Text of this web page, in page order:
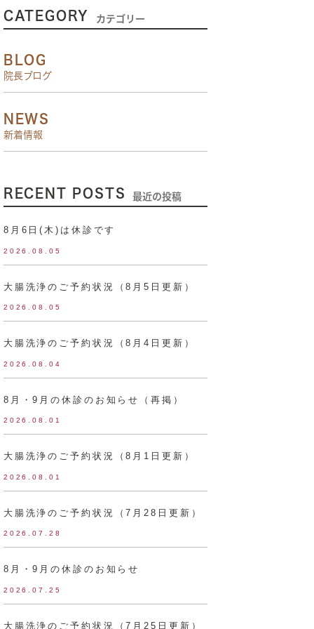
CATEGORY カテゴリー
BLOG
院長ブログ
NEWS
新着情報
RECENT POSTS 最近の投稿
8月6日(木)は休診です
2026.08.05
大腸洗浄のご予約状況（8月5日更新）
2026.08.05
大腸洗浄のご予約状況（8月4日更新）
2026.08.04
8月・9月の休診のお知らせ（再掲）
2026.08.01
大腸洗浄のご予約状況（8月1日更新）
2026.08.01
大腸洗浄のご予約状況（7月28日更新）
2026.07.28
8月・9月の休診のお知らせ
2026.07.25
大腸洗浄のご予約状況（7月25日更新）